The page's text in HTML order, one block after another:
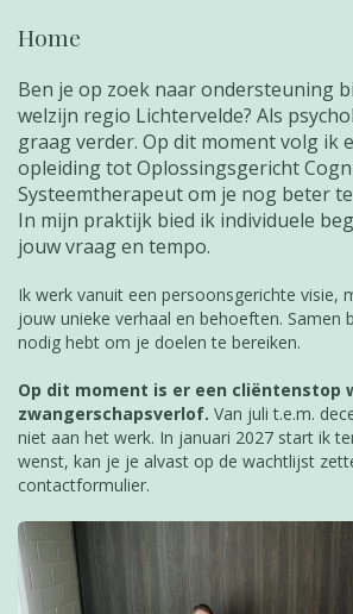
Home
Ben je op zoek naar ondersteuning
welzijn regio Lichtervelde? Als
graag verder. Op dit moment volg ik
opleiding tot Oplossingsgericht
Systeemtherapeut om je nog beter
In mijn praktijk bied ik individuele
jouw vraag en tempo.
Ik werk vanuit een persoonsgerichte visie,
jouw unieke verhaal en behoeften. Samen
nodig hebt om je doelen te bereiken.
Op dit moment is er een cliëntenstop
zwangerschapsverlof. Van juli t.e.m.
niet aan het werk. In januari 2027 start ik
wenst, kan je je alvast op de wachtlijst
contactformulier.